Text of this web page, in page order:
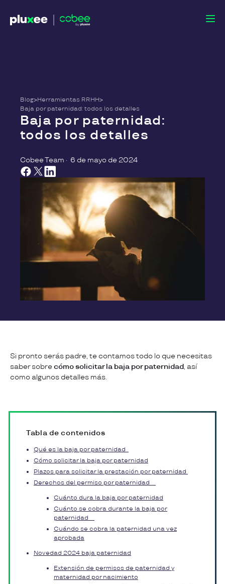
Baja por paternidad:
todos los detalles
Cobee Team · 6 de mayo de 2024
Blog>Herramientas RRHH>
Baja por paternidad: todos los detalles
Si pronto serás padre, te contamos todo lo que necesitas
saber sobrecómo solicitar la baja por paternidad, así
como algunos detalles más.
Tabla de contenidos
Qué es la baja por paternidad
Cómo solicitar la baja por paternidad
Plazos para solicitar la prestación por paternidad
Derechos del permiso por paternidad
Cuánto dura la baja por paternidad
Cuánto se cobra durante la baja por
paternidad
Cuándo se cobra la paternidad una vez
aprobada
Novedad 2024 baja paternidad
Extensión de permisos de paternidad y
maternidad por nacimiento